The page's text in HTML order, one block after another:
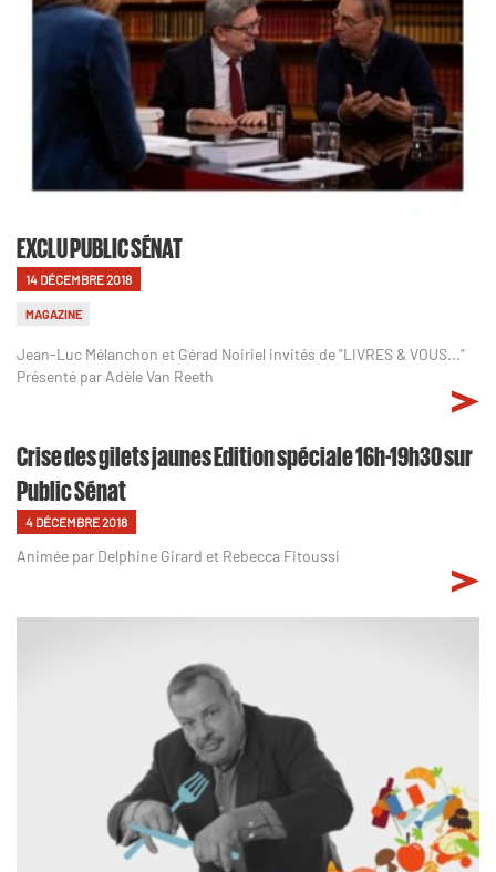
EXCLU PUBLIC SÉNAT
14 DÉCEMBRE 2018
MAGAZINE
Jean-Luc Mélanchon et Gérad Noiriel invités de "LIVRES & VOUS..."
Présenté par Adèle Van Reeth
Crise des gilets jaunes Edition spéciale 16h-19h30 sur
Public Sénat
4 DÉCEMBRE 2018
Animée par Delphine Girard et Rebecca Fitoussi